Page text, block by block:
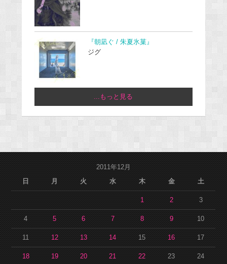
『朝凪ぐ / 朱夏氷菓』
ジグ
...もっと見る
2011年12月
日
月 火 水 木 金 土
1 2 3
4 5 6 7 8 9 10
11 12 13 14 15 16 17
18 19 20 21 22 23 24